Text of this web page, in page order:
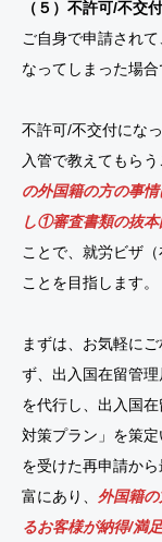
（５）不許可/不交
ご自身で申請され
なってしまった場
不許可/不交付にな
入管で教えてもら
の外国籍の方の事
し①審査書類の抜
ことで、就労ビザ
ことを目指します。
まずは、お気軽に
ず、出入国在留管
を代行し、出入国
対策プラン」を策
を受けた再申請か
富にあり、 外国籍
るお客様が納得/満